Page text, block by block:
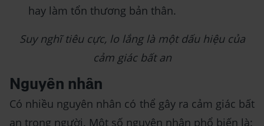
hay làm tổn thương bản thân.
Suy nghĩ tiêu cực, lo lắng là một dấu hiệu của
cảm giác bất an
Nguyên nhân
Có nhiều nguyên nhân có thể gây ra cảm giác bất
an trong người. Một số nguyên nhân phổ biến là: